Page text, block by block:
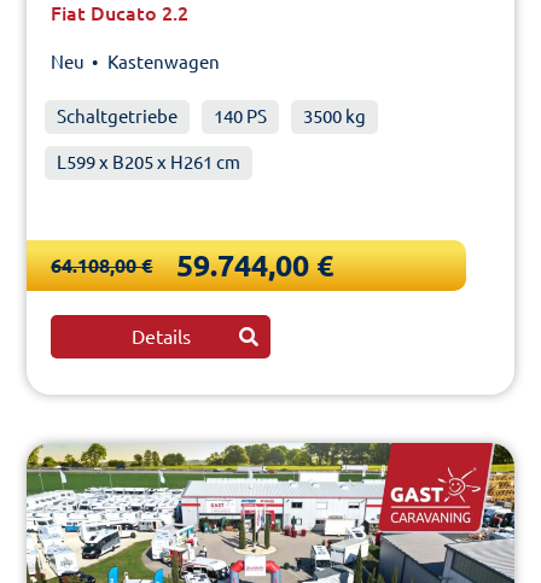
Fiat Ducato 2.2
Neu • Kastenwagen
Schaltgetriebe 140 PS 3500 kg
L599 x B205 x H261 cm
64.108,00 € 59.744,00 €
Details